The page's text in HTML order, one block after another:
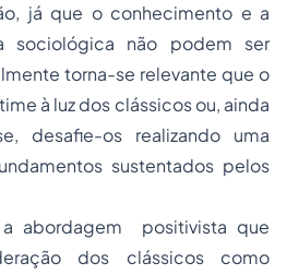
já que o conhecimento e a
sociológica não podem ser
torna-se relevante que o
à luz dos clássicos ou, ainda
desafie-os realizando uma
sustentados pelos
abordagem positivista que
dos clássicos como